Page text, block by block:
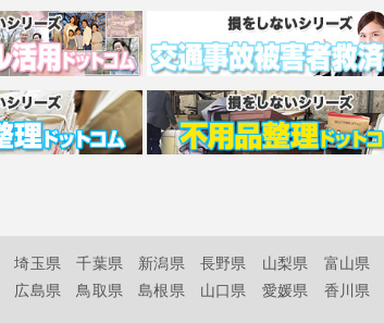
埼玉県 千葉県 新潟県 長野県 山梨県 富山県
広島県 鳥取県 島根県 山口県 愛媛県 香川県